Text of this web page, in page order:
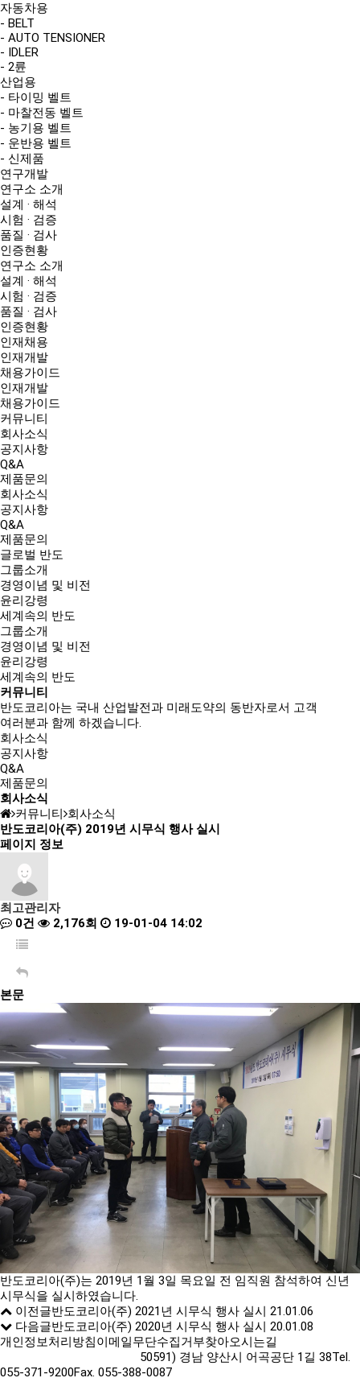
자동차용
- BELT
- AUTO TENSIONER
- IDLER
- 2륜
산업용
- 타이밍 벨트
- 마찰전동 벨트
- 농기용 벨트
- 운반용 벨트
- 신제품
연구개발
연구소 소개
설계 · 해석
시험 · 검증
품질 · 검사
인증현황
연구소 소개
설계 · 해석
시험 · 검증
품질 · 검사
인증현황
인재채용
인재개발
채용가이드
인재개발
채용가이드
커뮤니티
회사소식
공지사항
Q&A
제품문의
회사소식
공지사항
Q&A
제품문의
글로벌 반도
그룹소개
경영이념 및 비전
윤리강령
세계속의 반도
그룹소개
경영이념 및 비전
윤리강령
세계속의 반도
커뮤니티
반도코리아는 국내 산업발전과 미래도약의 동반자로서 고객
여러분과 함께 하겠습니다.
회사소식
공지사항
Q&A
제품문의
회사소식
커뮤니티 회사소식
반도코리아(주) 2019년 시무식 행사 실시
페이지 정보
최고관리자
0건
2,176회 19-01-04 14:02
본문
반도코리아(주)는 2019년 1월 3일 목요일 전 임직원 참석하여 신년
시무식을 실시하였습니다.
이전글반도코리아(주) 2021년 시무식 행사 실시 21.01.06
다음글반도코리아(주) 2020년 시무식 행사 실시 20.01.08
개인정보처리방침이메일무단수집거부찾아오시는길
50591) 경남 양산시 어곡공단 1길 38Tel.
055-371-9200Fax. 055-388-0087